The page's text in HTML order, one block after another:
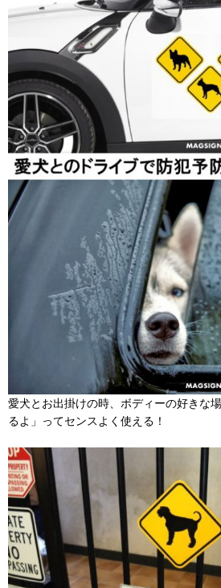
愛犬とお出掛けの時、ボディーの好きな
るよ」ってセンスよく使える！